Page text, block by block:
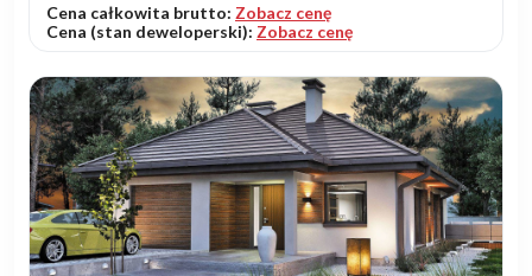
Cena całkowita brutto: Zobacz cenę
Cena (stan deweloperski): Zobacz cenę